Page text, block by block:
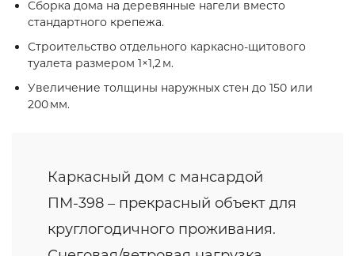
Сборка дома на деревянные нагели вместо
стандартного крепежа.
Строительство отдельного каркасно‑щитового
туалета размером 1×1,2 м.
Увеличение толщины наружных стен до 150 или
200 мм.
Каркасный дом с мансардой
ПМ-398 – прекрасный объект для
круглогодичного проживания.